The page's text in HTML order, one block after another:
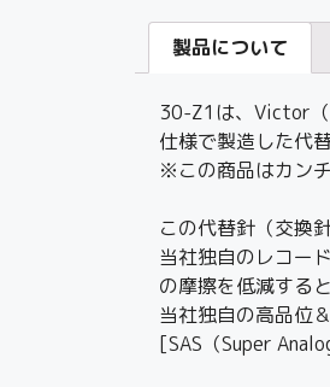
製品について
30-Z1は、Victor（
仕様で製造した代
※この商品はカン
この代替針（交換
当社独自のレコー
の摩擦を低減する
当社独自の高品位
[SAS（Super